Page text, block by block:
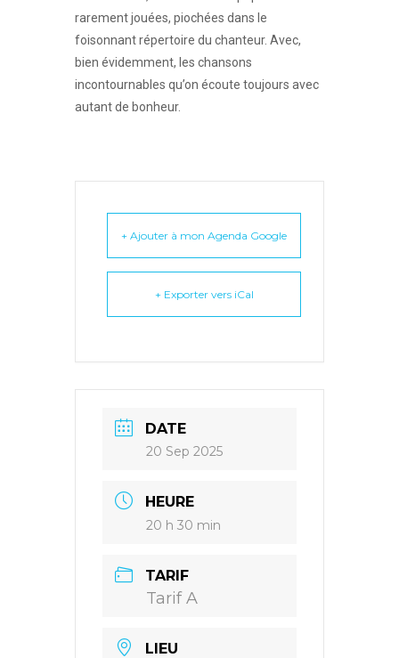
rarement jouées, piochées dans le
foisonnant répertoire du chanteur. Avec,
bien évidemment, les chansons
incontournables qu’on écoute toujours avec
autant de bonheur.
+ Ajouter à mon Agenda Google
+ Exporter vers iCal
DATE
20 Sep 2025
HEURE
20 h 30 min
TARIF
Tarif A
LIEU